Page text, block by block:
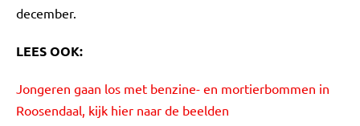
december.
LEES OOK:
Jongeren gaan los met benzine- en mortierbommen in
Roosendaal, kijk hier naar de beelden